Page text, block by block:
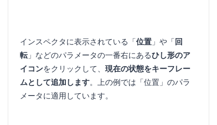
インスペクタに表示されている「位置 」や「回
転」などのパラメータの一番右にあるひし形のア
イコンをクリックして、 現在の状態をキーフレー
ムとして追加します。上の例では「位置」のパラ
メータに適用しています。